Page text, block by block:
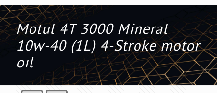
Motul 4T 3000 Mineral
10w-40 (1L) 4-Stroke motor
oıl